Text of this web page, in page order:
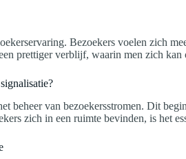
Bezoekers voelen zich
prettiger verblijf, waarin men zich
beheer van bezoekersstromen. Dit
zich in een ruimte bevinden, is het